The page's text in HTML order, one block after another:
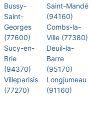
Bussy-
Saint-
Georges
(77600)
Sucy-en-
Brie
(94370)
Villeparisis
(77270)
Saint-Mandé
(94160)
Combs-la-
Ville (77380)
Deuil-la-
Barre
(95170)
Longjumeau
(91160)